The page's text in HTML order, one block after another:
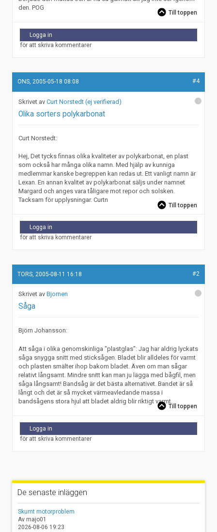
den. POG
Till toppen
Logga in
för att skriva kommentarer
ONS, 2005-05-18 08:08 #4
Curt Norstedt (ej verifierad)
Olika sorters polykarbonat
Curt Norstedt:
Hej, Det tycks finnas olika kvaliteter av polykarbonat, en plast
som också har många olika namn. Med hjälp av kunniga
medlemmar kanske begreppen kan redas ut. Ett vanligt namn är
Lexan. En annan kvalitet av polykarbonat säljs under namnet
Margard och anges vara tåligare mot repor och solsken.
Tacksam för upplysningar. Curtn
Till toppen
Logga in
för att skriva kommentarer
TORS, 2005-08-11 16:18 #2
Bjornen
Såga
Björn Johansson:
Att såga i olika genomskinliga "plastglas": Jag har aldrig lyckats
såga snygga snitt med sticksågen. Bladet blir alldeles för varmt
och plasten smälter ihop bakom bladet. Även om man sågar
relativt långsamt. Mindre snitt kan man ju lägga med bågfil, men
såga långsamt! Bandsåg är det bästa alternativet. Bandet är så
långt och det är så mycket värmeavledande massa i
bandsågens stora hjul att bladet aldrig blir riktigt varmt.
Till toppen
Logga in
för att skriva kommentarer
De senaste inläggen
Skumt motorproblem
Av majo01
2026-08-06 19:23